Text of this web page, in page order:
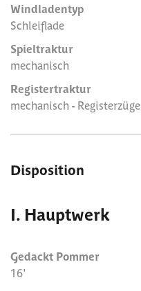
Windladentyp
Schleiflade
Spieltraktur
mechanisch
Registertraktur
mechanisch - Registerzüge
Disposition
I. Hauptwerk
Gedackt Pommer
16'